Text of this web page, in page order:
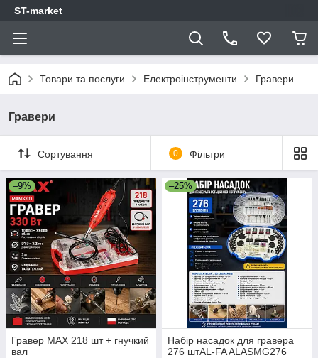
ST-market
Товари та послуги Електроінструменти Гравери
Гравери
Сортування 0 Фільтри
–9%
Гравер MAX 218 шт + гнучкий
вал
–25%
Набір насадок для гравера
276 штAL-FA ALASMG276